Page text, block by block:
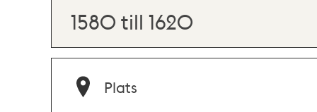
1580 till 1620
Plats